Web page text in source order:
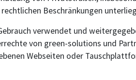
Beschränkungen
verwendet und
von green-solutions und
Webseiten oder